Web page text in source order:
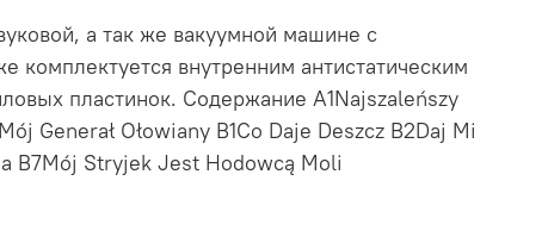
а так же вакуумной машине с
комплектуется внутренним антистатическим
пластинок. Содержание A1Najszaleńszy
Generał Ołowiany B1Co Daje Deszcz B2Daj Mi
B7Mój Stryjek Jest Hodowcą Moli